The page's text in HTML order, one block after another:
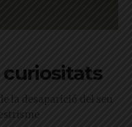
la desaparició del seu